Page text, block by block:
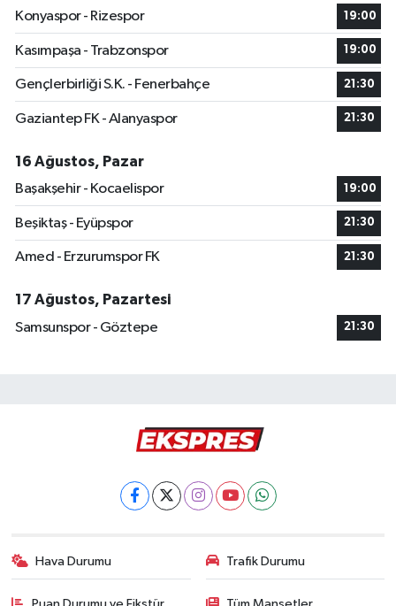
Konyaspor - Rizespor
19:00
Kasımpaşa - Trabzonspor 19:00
Gençlerbirliği S.K. - Fenerbahçe 21:30
Gaziantep FK - Alanyaspor 21:30
16 Ağustos, Pazar
Başakşehir - Kocaelispor
19:00
Beşiktaş - Eyüpspor 21:30
Amed - Erzurumspor FK 21:30
17 Ağustos, Pazartesi
Samsunspor - Göztepe
21:30
Hava Durumu Trafik Durumu